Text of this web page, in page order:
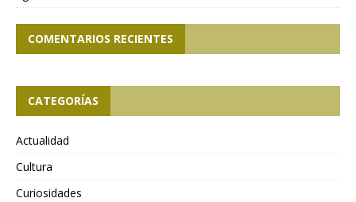
COMENTARIOS RECIENTES
CATEGORÍAS
Actualidad
Cultura
Curiosidades